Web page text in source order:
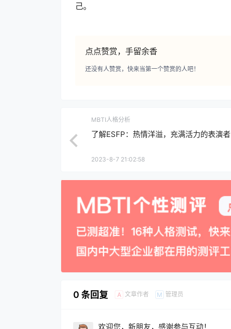
己。
点点赞赏，手留余香
还没有人赞赏，快来当第一个赞赏的人吧！
MBTI人格分析
了解ESFP：热情洋溢，充满活力的表演者
2023-8-7 21:02:58
0 条回复 A 文章作者 M 管理员
欢迎您，新朋友，感谢参与互动！